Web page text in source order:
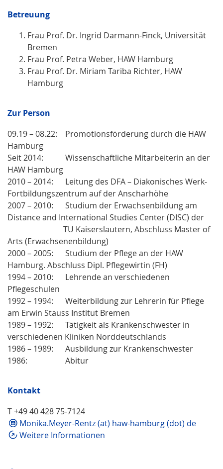
Betreuung
Frau Prof. Dr. Ingrid Darmann-Finck, Universität
Bremen
Frau Prof. Petra Weber, HAW Hamburg
Frau Prof. Dr. Miriam Tariba Richter, HAW
Hamburg
Zur Person
09.19 – 08.22: Promotionsförderung durch die HAW
Hamburg
Seit 2014: Wissenschaftliche Mitarbeiterin an der
HAW Hamburg
2010 – 2014: Leitung des DFA – Diakonisches Werk-
Fortbildungszentrum auf der Anscharhöhe
2007 – 2010: Studium der Erwachsenbildung am
Distance and International Studies Center (DISC) der
TU Kaiserslautern, Abschluss Master of
Arts (Erwachsenenbildung)
2000 – 2005: Studium der Pflege an der HAW
Hamburg. Abschluss Dipl. Pflegewirtin (FH)
1994 – 2010: Lehrende an verschiedenen
Pflegeschulen
1992 – 1994: Weiterbildung zur Lehrerin für Pflege
am Erwin Stauss Institut Bremen
1989 – 1992: Tätigkeit als Krankenschwester in
verschiedenen Kliniken Norddeutschlands
1986 – 1989: Ausbildung zur Krankenschwester
1986: Abitur
Kontakt
T +49 40 428 75-7124
Monika.Meyer-Rentz (at) haw-hamburg (dot) de
Weitere Informationen